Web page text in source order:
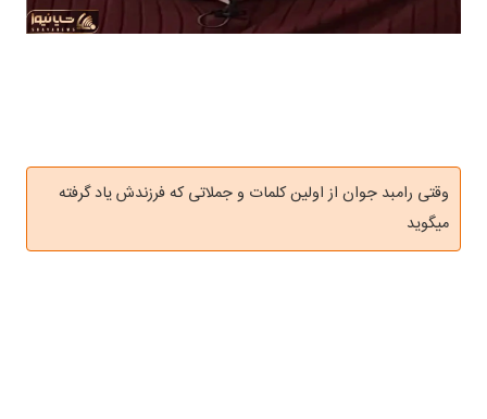
وقتی رامبد جوان از اولین کلمات و جملاتی که فرزندش یاد گرفته
میگوید